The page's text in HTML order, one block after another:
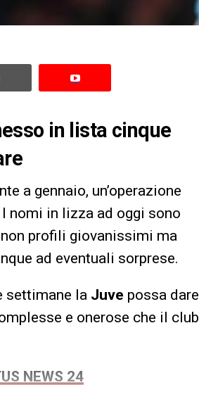
in lista cinque
a gennaio, un’operazione
nomi in lizza ad oggi sono
non profili giovanissimi ma
ad eventuali sorprese.
settimane la Juve possa dare
e onerose che il club
NEWS 24